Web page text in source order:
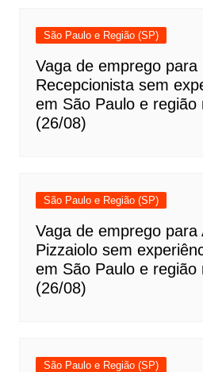
São Paulo e Região (SP)
Vaga de emprego para
Recepcionista sem
em São Paulo e região
(26/08)
São Paulo e Região (SP)
Vaga de emprego para
Pizzaiolo sem
em São Paulo e região
(26/08)
São Paulo e Região (SP)